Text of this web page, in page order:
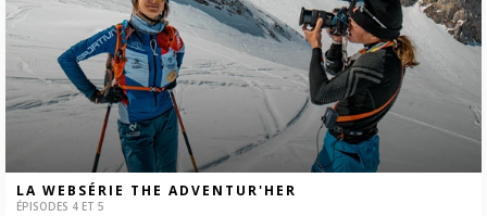
LA WEBSÉRIE THE ADVENTUR'HER
ÉPISODES 4 ET 5